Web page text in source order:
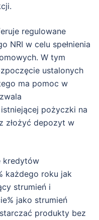
regulowane
NRI w celu spełnienia
W tym
ustalonych
ma pomoc w
pożyczki na
złożyć depozyt w
kredytów
każdego roku jak
strumień i
jako strumień
produkty bez